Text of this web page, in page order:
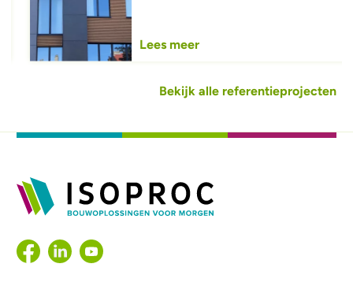
Lees meer
Bekijk alle referentieprojecten